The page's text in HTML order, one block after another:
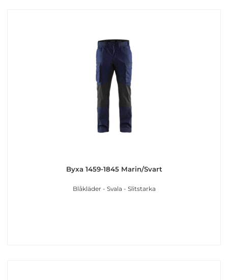
Byxa 1459-1845 Marin/Svart
Blåkläder - Svala - Slitstarka